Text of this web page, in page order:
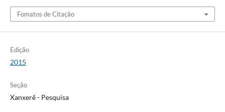
Fomatos de Citação
Edição
2015
Seção
Xanxerê - Pesquisa